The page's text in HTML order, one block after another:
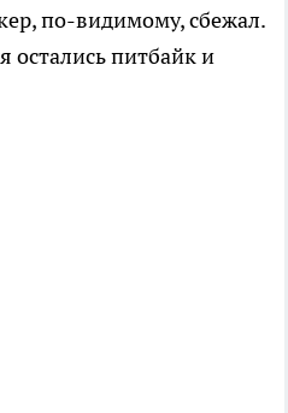
по-видимому, сбежал.
остались питбайк и